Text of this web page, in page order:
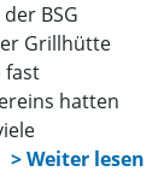
BSG
Grillhütte
fast
hatten
Hitze